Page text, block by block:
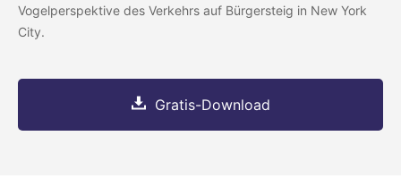
Vogelperspektive des Verkehrs auf Bürgersteig in New York
City.
Gratis-Download